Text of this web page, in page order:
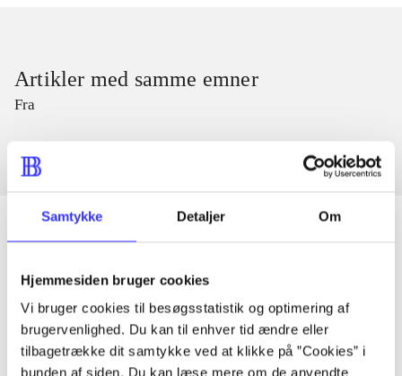
Samtykke Detaljer Om
Hjemmesiden bruger cookies
Vi bruger cookies til besøgsstatistik og optimering af
brugervenlighed. Du kan til enhver tid ændre eller
tilbagetrække dit samtykke ved at klikke på ”Cookies” i
bunden af siden. Du kan læse mere om de anvendte
Artikler med samme emner
Fra
Artikler
Alle registrerede artikler fordelt på udgivelser
...